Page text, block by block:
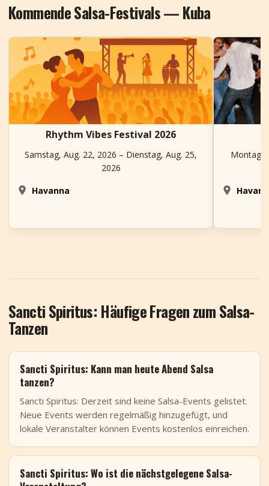
Kommende Salsa-Festivals — Kuba
Rhythm Vibes Festival 2026
Samstag, Aug. 22, 2026 – Dienstag, Aug. 25,
2026
Havanna
Montag,
Sancti Spiritus: Häufige Fragen zum Salsa-
Tanzen
Sancti Spiritus: Kann man heute Abend Salsa
tanzen?
Sancti Spiritus: Derzeit sind keine Salsa-Events gelistet.
Neue Events werden regelmäßig hinzugefügt, und
lokale Veranstalter können Events kostenlos einreichen.
Sancti Spiritus: Wo ist die nächstgelegene Salsa-